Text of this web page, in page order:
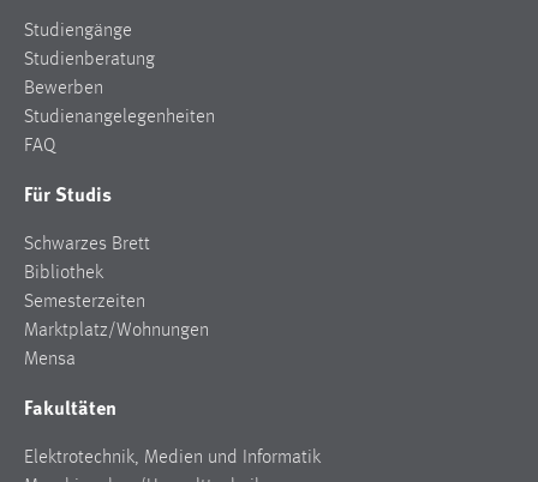
Studiengänge
Studienberatung
Bewerben
Studienangelegenheiten
FAQ
Für Studis
Schwarzes Brett
Bibliothek
Semesterzeiten
Marktplatz/Wohnungen
Mensa
Fakultäten
Elektrotechnik, Medien und Informatik